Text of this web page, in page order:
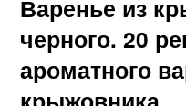
Варенье из
черного. 20
ароматного